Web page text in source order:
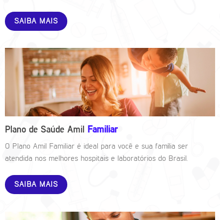
SAIBA MAIS
Plano de Saúde Amil Familiar
O Plano Amil Familiar é ideal para você e sua família ser
atendida nos melhores hospitais e laboratórios do Brasil.
SAIBA MAIS